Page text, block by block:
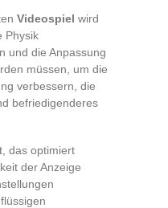
Videospiel wird
Physik
und die Anpassung
müssen, um die
verbessern, die
befriedigenderes
das optimiert
der Anzeige